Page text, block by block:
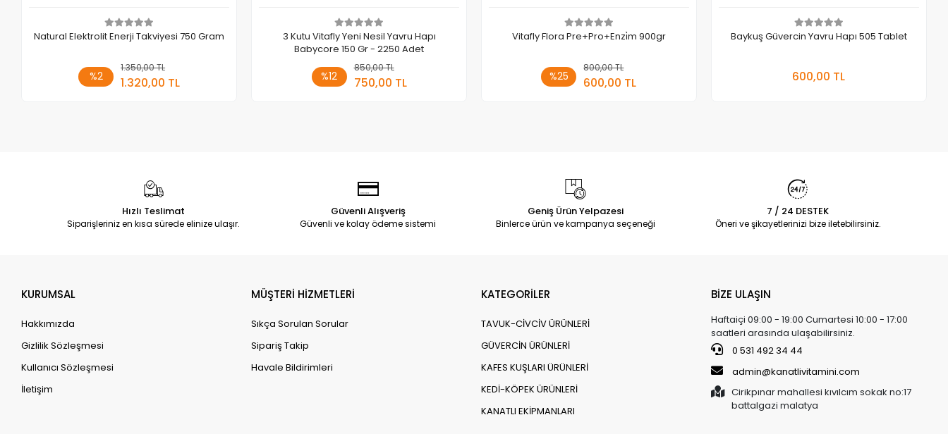
Natural Elektrolit Enerji Takviyesi 750 Gram
%2
1.350,00 TL
1.320,00 TL
Sepete Ekle
3 Kutu Vitafly Yeni Nesil Yavru Hapı
Babycore 150 Gr - 2250 Adet
%12
850,00 TL
750,00 TL
Sepete Ekle
Vitafly Flora Pre+Pro+Enzi̇m 900gr
%25
800,00 TL
600,00 TL
Sepete Ekle
Baykuş Güvercin Yavru Hapı 505 Tablet
600,00 TL
Hızlı Teslimat
Siparişleriniz en kısa sürede elinize ulaşır.
Güvenli Alışveriş
Güvenli ve kolay ödeme sistemi
Geniş Ürün Yelpazesi
Binlerce ürün ve kampanya seçeneği
7 / 24 DESTEK
Öneri ve şikayetlerinizi bize iletebilirsiniz.
KURUMSAL
Hakkımızda
Gizlilik Sözleşmesi
Kullanıcı Sözleşmesi
İletişim
MÜŞTERİ HİZMETLERİ
Sıkça Sorulan Sorular
Sipariş Takip
Havale Bildirimleri
KATEGORİLER
TAVUK-CİVCİV ÜRÜNLERİ
GÜVERCİN ÜRÜNLERİ
KAFES KUŞLARI ÜRÜNLERİ
KEDİ-KÖPEK ÜRÜNLERİ
KANATLI EKİPMANLARI
BİZE ULAŞIN
Haftaiçi 09:00 - 19:00 Cumartesi 10:00 - 17:00
saatleri arasında ulaşabilirsiniz.
0 531 492 34 44
admin@kanatlivitamini.com
Cirikpınar mahallesi kıvılcım sokak no:17
battalgazi malatya